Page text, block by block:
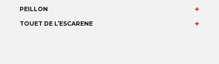
PEILLON
TOUET DE L’ESCARENE